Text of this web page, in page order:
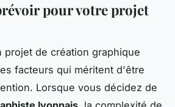
pour votre projet
projet de création graphique
facteurs qui méritent d'être
Lorsque vous décidez de